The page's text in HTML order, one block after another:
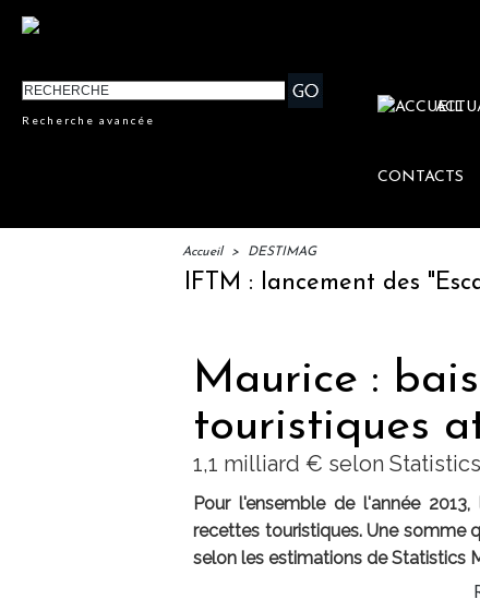
Recherche avancée
CONTACTS
Accueil > DESTIMAG
IFTM : lancement des
Maurice :
touristiques
1,1 milliard € selon
Pour l'ensemble de l'année
recettes touristiques. Une somme
selon les estimations de Statistics